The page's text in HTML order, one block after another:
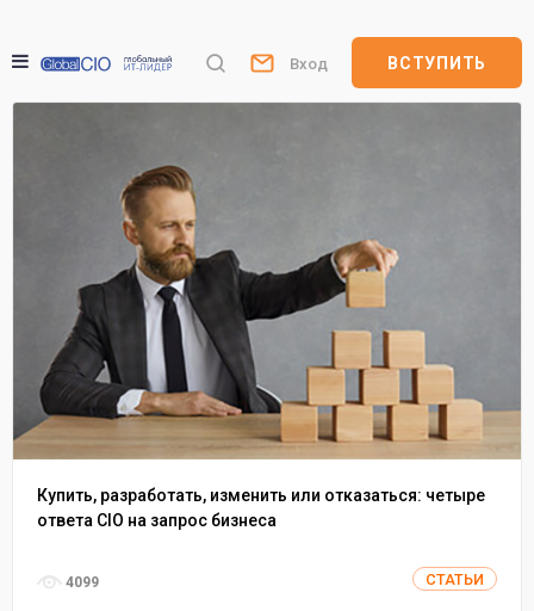
Вход ВСТУПИТЬ
Купить, разработать, изменить или отказаться: четыре
ответа CIO на запрос бизнеса
4099 СТАТЬИ